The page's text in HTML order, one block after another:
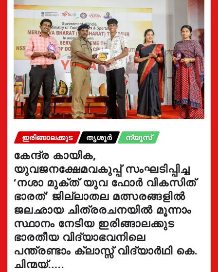
ഇരിങ്ങാലക്കുട തൃശൂർ ന്യൂസ്
കേന്ദ്ര കായിക,
യുവജനക്ഷേമവകുപ്പ് സംഘടിപ്പിച്ച
‘നശാ മുക്ത് യുവ ഫോർ വികസിത്
ഭാരത്’ ജില്ലാതല മത്സരങ്ങളിൽ
ജലഛായ ചിത്രരചനയിൽ മൂന്നാം
സ്ഥാനം നേടിയ ഇരിങ്ങാലക്കുട
ഭാരതീയ വിദ്യാഭവനിലെ
പന്ത്രണ്ടാം ക്ലാസ്സ് വിദ്യാർഥി കെ.
ചിന്മയ്…..